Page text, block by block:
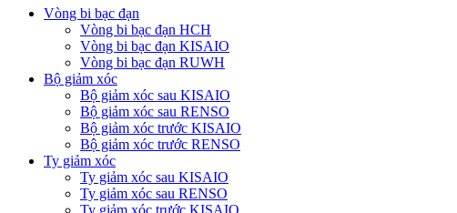
Vòng bi bạc đạn
Vòng bi bạc đạn HCH
Vòng bi bạc đạn KISAIO
Vòng bi bạc đạn RUWH
Bộ giảm xóc
Bộ giảm xóc sau KISAIO
Bộ giảm xóc sau RENSO
Bộ giảm xóc trước KISAIO
Bộ giảm xóc trước RENSO
Ty giảm xóc
Ty giảm xóc sau KISAIO
Ty giảm xóc sau RENSO